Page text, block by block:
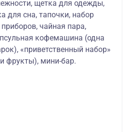
щетка для одежды,
для сна, тапочки, набор
чайная пара,
кофемашина (одна
«приветственный набор»
фрукты), мини-бар.